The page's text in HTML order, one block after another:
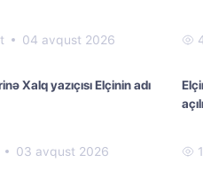
04 avqust 2026
Xalq yazıçısı Elçinin adı
03 avqust 2026